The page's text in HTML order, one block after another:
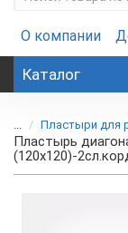
О компании
Каталог
... Пластыри для
Пластырь
(120х120)-